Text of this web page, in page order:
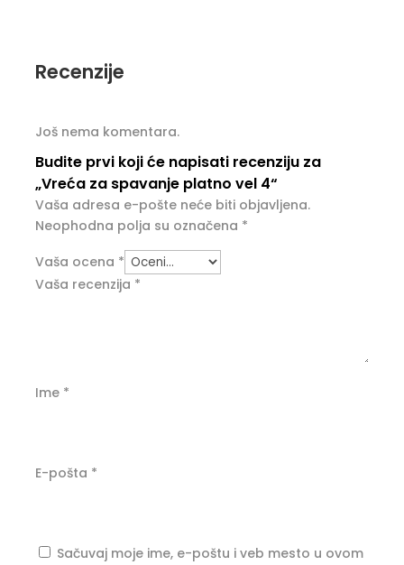
Recenzije
Još nema komentara.
Budite prvi koji će napisati recenziju za
„Vreća za spavanje platno vel 4“
Vaša adresa e-pošte neće biti objavljena.
Neophodna polja su označena *
Vaša ocena *
Vaša recenzija *
Ime *
E-pošta *
Sačuvaj moje ime, e-poštu i veb mesto u ovom